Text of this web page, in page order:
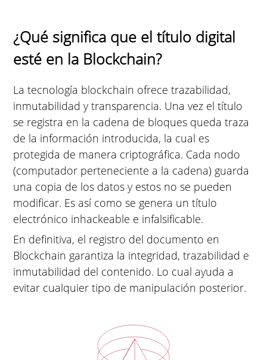
¿Qué significa que el título digital
esté en la Blockchain?
La tecnología blockchain ofrece trazabilidad,
inmutabilidad y transparencia. Una vez el título
se registra en la cadena de bloques queda traza
de la información introducida, la cual es
protegida de manera criptográfica. Cada nodo
(computador perteneciente a la cadena) guarda
una copia de los datos y estos no se pueden
modificar. Es así como se genera un título
electrónico inhackeable e infalsificable.
En definitiva, el registro del documento en
Blockchain garantiza la integridad, trazabilidad e
inmutabilidad del contenido. Lo cual ayuda a
evitar cualquier tipo de manipulación posterior.